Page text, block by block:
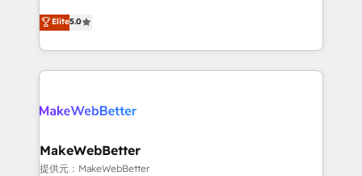
and service to drive sustainable growth With 6 key
HubSpot accreditations and experience across
bridge the gap where most agencies fall short by
combining GTM strategy with technical execution to
solve the right problem with the right solution. As the
only firm in the world to hold Elite Partner
clients gain a unique advantage in CRM architecture,
market execution. Why B2B Businesses Choose RP: -
Secure: Soc2 compliant 🛡️ - Pricing: Implementations
Elite5.0
MakeWebBetter
提供元：MakeWebBetter